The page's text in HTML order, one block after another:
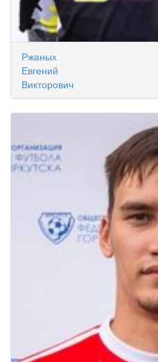
Ржаных
Евгений
Викторович